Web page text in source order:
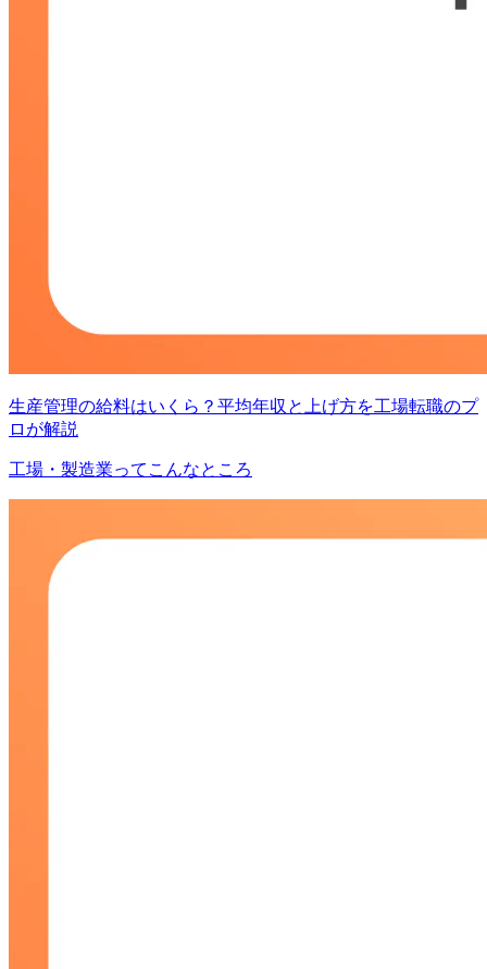
生産管理の給料はいくら？平均年収と上げ方を工場転職のプ
ロが解説
工場・製造業ってこんなところ